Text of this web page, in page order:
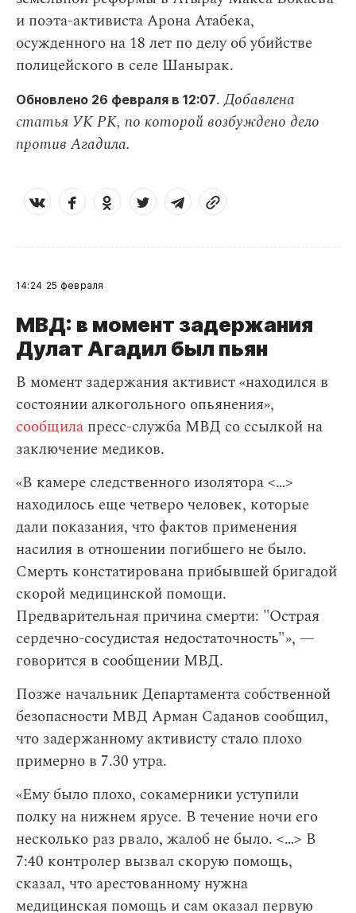
и поэта-активиста Арона Атабека,
осужденного на 18 лет по делу об убийстве
полицейского в селе Шанырак.
Обновлено 26 февраля в 12:07.Добавлена
статья УК РК, по которой возбуждено дело
против Агадила.
14:24 25 февраля
МВД: в момент задержания
Дулат Агадил был пьян
В момент задержания активист «находился в
состоянии алкогольного опьянения»,
сообщила пресс-служба МВД cо ссылкой на
заключение медиков.
«В камере следственного изолятора <…>
находилось еще четверо человек, которые
дали показания, что фактов применения
насилия в отношении погибшего не было.
Смерть констатирована прибывшей бригадой
скорой медицинской помощи.
Предварительная причина смерти: "Острая
сердечно-сосудистая недостаточность"», —
говорится в сообщении МВД.
Позже начальник Департамента собственной
безопасности МВД Арман Саданов сообщил,
что задержанному активисту стало плохо
примерно в 7.30 утра.
«Ему было плохо, сокамерники уступили
полку на нижнем ярусе. В течение ночи его
несколько раз рвало, жалоб не было. <…> В
7:40 контролер вызвал скорую помощь,
сказал, что арестованному нужна
медицинская помощь и сам оказал первую